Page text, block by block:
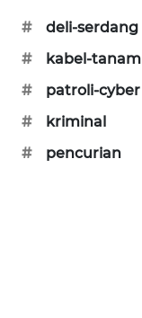
#
deli-serdang
#
kabel-tanam
#
patroli-cyber
#
kriminal
#
pencurian
LPKKI
KOPEKLIN
PORTAL